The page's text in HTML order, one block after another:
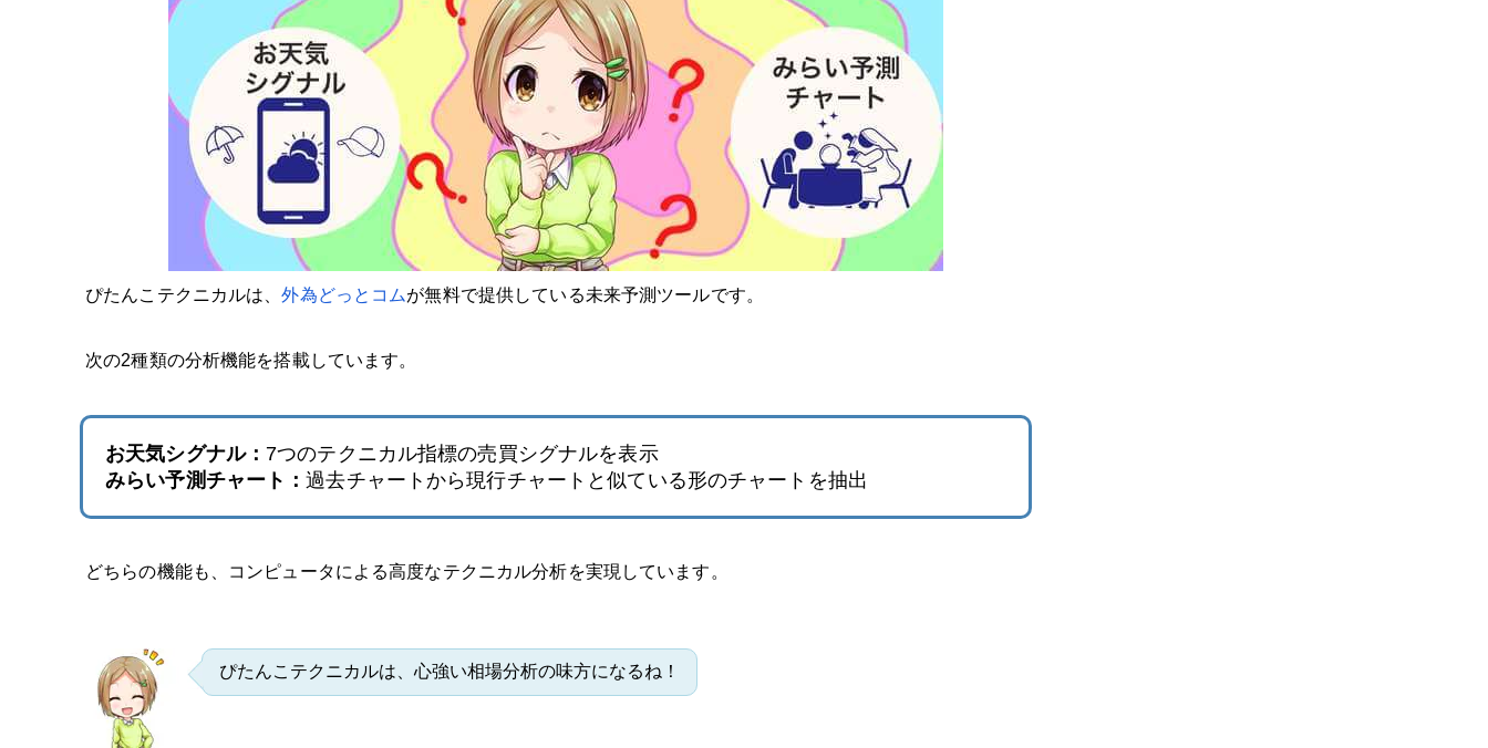
ぴたんこテクニカルは、外為どっとコムが無料で提供している未来予測ツールです。
次の2種類の分析機能を搭載しています。
お天気シグナル： 7つのテクニカル指標の売買シグナルを表示
みらい予測チャート：過去チャートから現行チャートと似ている形のチャートを抽出
どちらの機能も、コンピュータによる高度なテクニカル分析を実現しています。
ぴたんこテクニカルは、心強い相場分析の味方になるね！